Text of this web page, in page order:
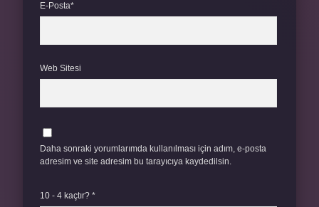
E-Posta*
Web Sitesi
Daha sonraki yorumlarımda kullanılması için adım, e-posta
adresim ve site adresim bu tarayıcıya kaydedilsin.
10 - 4 kaçtır? *